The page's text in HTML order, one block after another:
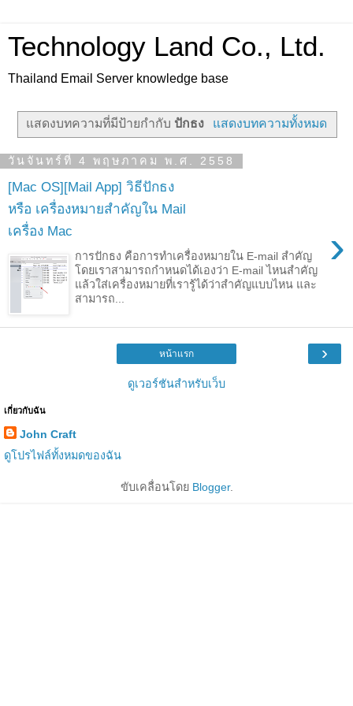
Technology Land Co., Ltd.
Thailand Email Server knowledge base
แสดงบทความที่มีป้ายกำกับ ปักธง แสดงบทความทั้งหมด
วันจันทร์ที่ 4 พฤษภาคม พ.ศ. 2558
[Mac OS][Mail App] วิธีปักธง
หรือ เครื่องหมายสำคัญใน Mail
เครื่อง Mac
›
การปักธง คือการทำเครื่องหมายใน E-mail สำคัญ
โดยเราสามารถกำหนดได้เองว่า E-mail ไหนสำคัญ
แล้วใส่เครื่องหมายที่เรารู้ได้ว่าสำคัญแบบไหน และ
สามารถ...
›
หน้าแรก
ดูเวอร์ชันสำหรับเว็บ
เกี่ยวกับฉัน
John Craft
ดูโปรไฟล์ทั้งหมดของฉัน
ขับเคลื่อนโดย Blogger.